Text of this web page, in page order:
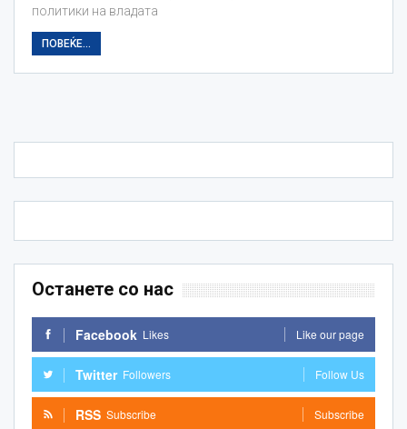
политики на владата
ПОВЕЌЕ...
Останете со нас
Facebook Likes Like our page
Twitter Followers Follow Us
RSS Subscribe Subscribe